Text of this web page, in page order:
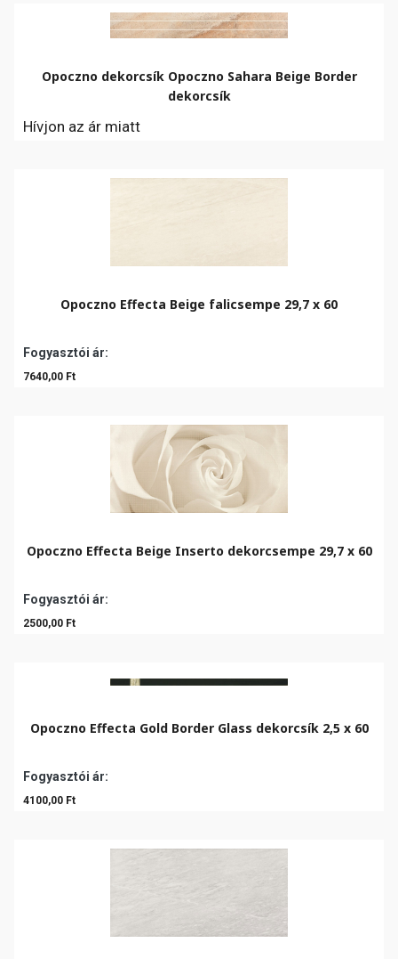
Opoczno dekorcsík Opoczno Sahara Beige Border
dekorcsík
Hívjon az ár miatt
Opoczno Effecta Beige falicsempe 29,7 x 60
Fogyasztói ár:
7640,00 Ft
Opoczno Effecta Beige Inserto dekorcsempe 29,7 x 60
Fogyasztói ár:
2500,00 Ft
Opoczno Effecta Gold Border Glass dekorcsík 2,5 x 60
Fogyasztói ár:
4100,00 Ft